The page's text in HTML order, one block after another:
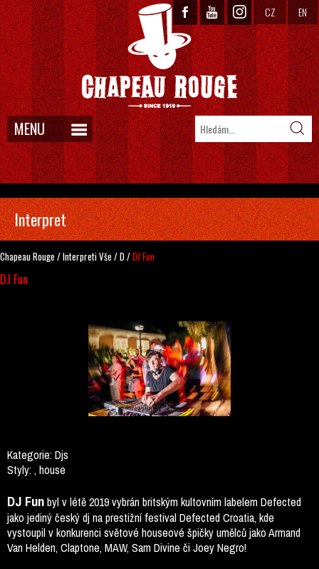
CZ EN
MENU
Interpret
Chapeau Rouge /InterpretiVše /D/DJ Fun
DJ Fun
Kategorie:Djs
Styly:, house
DJ Funbyl v létě 2019 vybrán britským kultovním labelem Defected
jako jediný český dj na prestižní festival Defected Croatia, kde
vystoupil v konkurenci světové houseové špičky umělců jako Armand
Van Helden, Claptone, MAW, Sam Divine či Joey Negro!